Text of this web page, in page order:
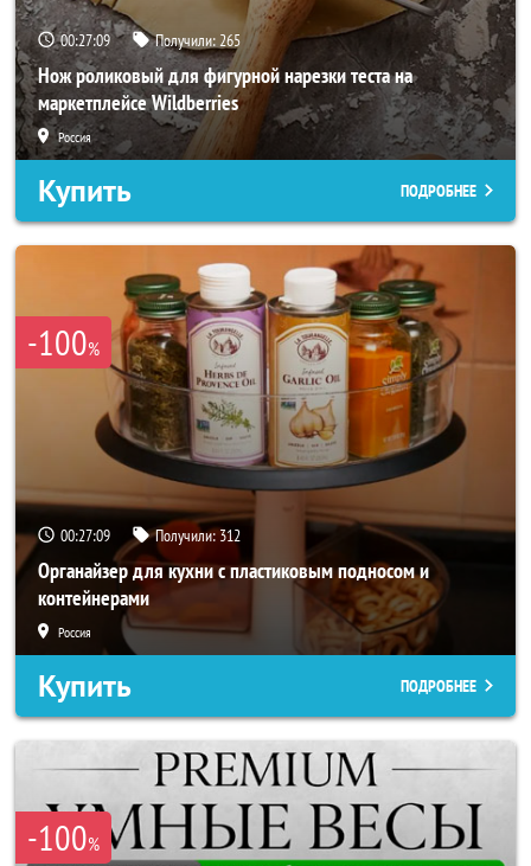
00:27:06 Получили:265
Нож роликовый для фигурной нарезки теста на
маркетплейсе Wildberries
Россия
Купить ПОДРОБНЕЕ
-100%
00:27:06 Получили:312
Органайзер для кухни с пластиковым подносом и
контейнерами
Россия
Купить ПОДРОБНЕЕ
-100%